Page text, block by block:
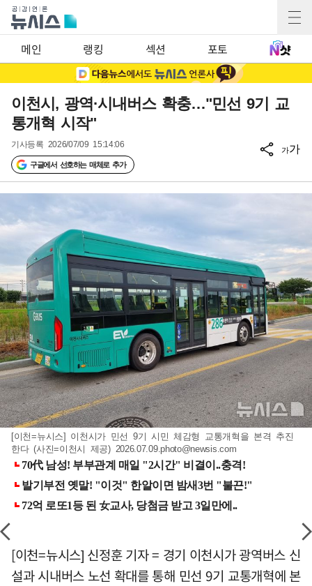
메인 랭킹 섹션 포토
이천시, 광역·시내버스 확충…"민선 9기 교
통개혁 시작"
기사등록 2026/07/09 15:14:06
구글에서 선호하는 매체로 추가
가가
[이천=뉴시스] 이천시가 민선 9기 시민 체감형 교통개혁을 본격 추진
한다 (사진=이천시 제공) 2026.07.09.photo@newsis.com
[이천=뉴시스] 신정훈 기자 = 경기 이천시가 광역버스 신
설과 시내버스 노선 확대를 통해 민선 9기 교통개혁에 본